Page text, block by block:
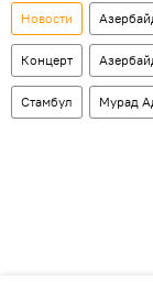
Новости
Концерт
Стамбул Мурад